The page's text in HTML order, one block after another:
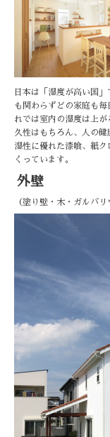
日本は「湿度が高い国
も関わらずどの家庭も
れでは室内の湿度は上
久性はもちろん、人の
湿性に優れた漆喰、紙
くっています。
外壁
（塗り壁・木・ガルバリ